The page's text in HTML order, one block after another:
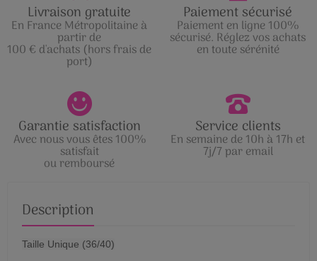
Livraison gratuite
En France Métropolitaine à
partir de
100 € d'achats (hors frais de
port)
Paiement sécurisé
Paiement en ligne 100%
sécurisé. Réglez vos achats
en toute sérénité
Garantie satisfaction
Avec nous vous êtes 100%
satisfait
ou remboursé
Service clients
En semaine de 10h à 17h et
7j/7 par email
Description
Taille Unique (36/40)